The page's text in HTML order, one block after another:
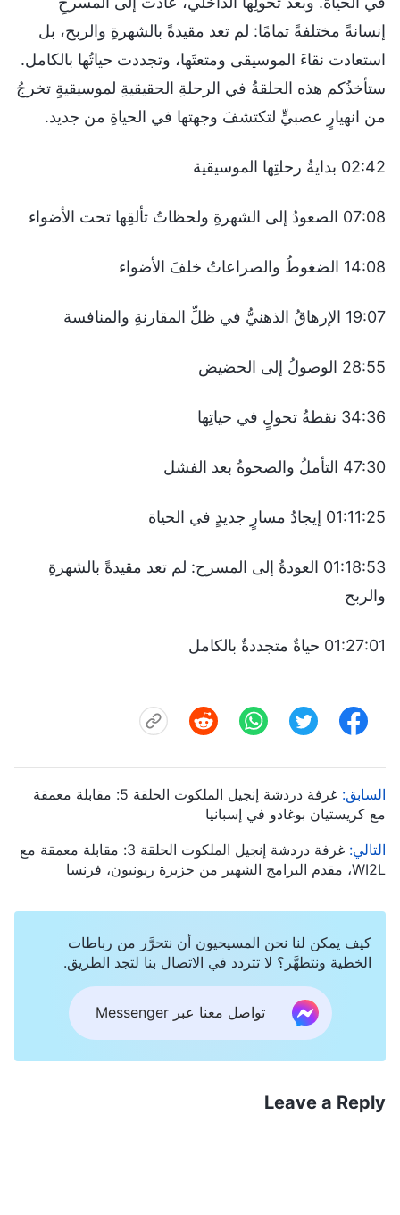
إنسانةً مختلفةً تمامًا: لم تعد مقيدةً بالشهرةِ والربح، بل
استعادت نقاءَ الموسيقى ومتعتَها، وتجددت حياتُها بالكامل.
ستأخذُكم هذه الحلقةُ في الرحلةِ الحقيقيةِ لموسيقيةٍ تخرجُ
من انهيارٍ عصبيٍّ لتكتشفَ وجهتها في الحياةِ من جديد.
02:42 بدايةُ رحلتِها الموسيقية
07:08 الصعودُ إلى الشهرةِ ولحظاتُ تألقِها تحت الأضواء
14:08 الضغوطُ والصراعاتُ خلفَ الأضواء
19:07 الإرهاقُ الذهنيُّ في ظلِّ المقارنةِ والمنافسة
28:55 الوصولُ إلى الحضيض
34:36 نقطةُ تحولٍ في حياتِها
47:30 التأملُ والصحوةُ بعد الفشل
01:11:25 إيجادُ مسارٍ جديدٍ في الحياة
01:18:53 العودةُ إلى المسرح: لم تعد مقيدةً بالشهرةِ
والربح
01:27:01 حياةٌ متجددةٌ بالكامل
السابق:
غرفة دردشة إنجيل الملكوت الحلقة 5: مقابلة معمقة
مع كريستيان بوغادو في إسبانيا
التالي:
غرفة دردشة إنجيل الملكوت الحلقة 3: مقابلة معمقة مع
WI2L، مقدم البرامج الشهير من جزيرة ريونيون، فرنسا
كيف يمكن لنا نحن المسيحيون أن نتحرَّر من رباطات
الخطية ونتطهَّر؟ لا تتردد في الاتصال بنا لتجد الطريق.
تواصل معنا عبر Messenger
Leave a Reply